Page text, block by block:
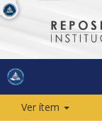
Ver ítem